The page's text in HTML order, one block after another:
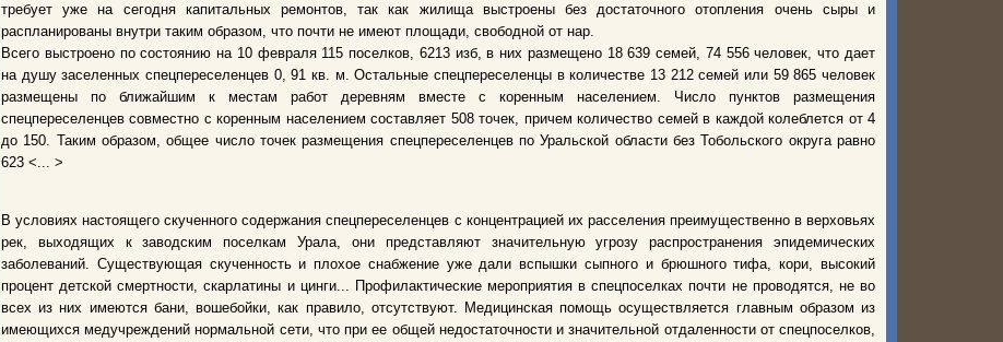
требует уже на сегодня капитальных ремонтов, так как жилища выстроены без достаточного отопления очень сыры и
распланированы внутри таким образом, что почти не имеют площади, свободной от нар.
Всего выстроено по состоянию на 10 февраля 115 поселков, 6213 изб, в них размещено 18 639 семей, 74 556 человек, что дает
на душу заселенных спецпереселенцев 0, 91 кв. м. Остальные спецпереселенцы в количестве 13 212 семей или 59 865 человек
размещены по ближайшим к местам работ деревням вместе с коренным населением. Число пунктов размещения
спецпереселенцев совместно с коренным населением составляет 508 точек, причем количество семей в каждой колеблется от 4
до 150. Таким образом, общее число точек размещения спецпереселенцев по Уральской области без Тобольского округа равно
623 <... >
В условиях настоящего скученного содержания спецпереселенцев с концентрацией их расселения преимущественно в верховьях
рек, выходящих к заводским поселкам Урала, они представляют значительную угрозу распространения эпидемических
заболеваний. Существующая скученность и плохое снабжение уже дали вспышки сыпного и брюшного тифа, кори, высокий
процент детской смертности, скарлатины и цинги... Профилактические мероприятия в спецпоселках почти не проводятся, не во
всех из них имеются бани, вошебойки, как правило, отсутствуют. Медицинская помощь осуществляется главным образом из
имеющихся медучреждений нормальной сети, что при ее общей недостаточности и значительной отдаленности от спецпоселков,